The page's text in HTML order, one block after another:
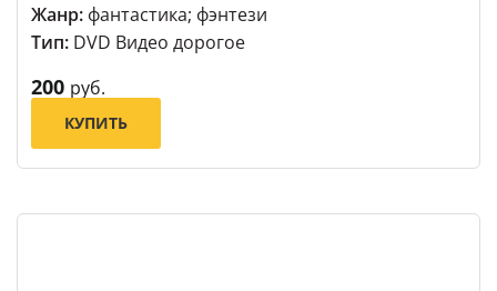
Жанр: фантастика; фэнтези
Тип: DVD Видео дорогое
200 руб.
КУПИТЬ